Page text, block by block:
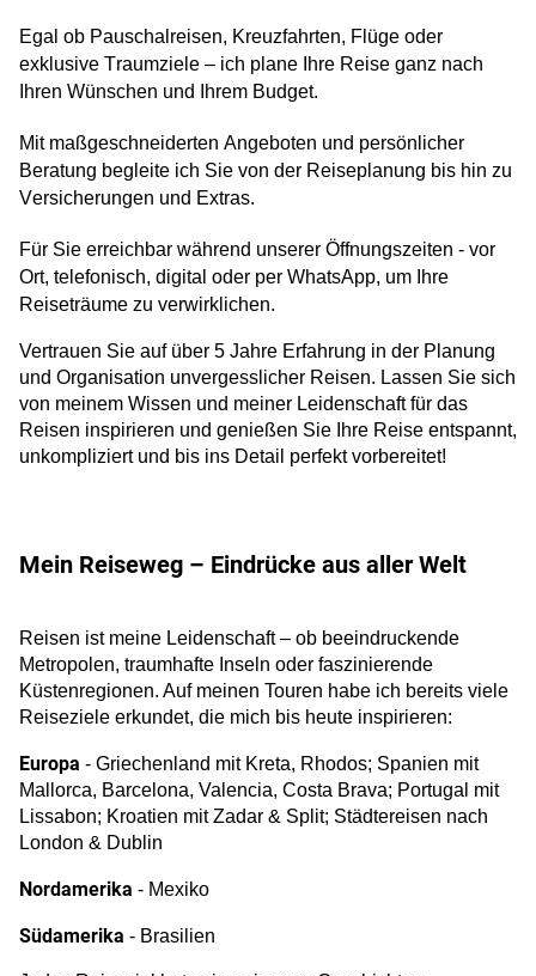
Egal ob Pauschalreisen, Kreuzfahrten, Flüge oder
exklusive Traumziele – ich plane Ihre Reise ganz nach
Ihren Wünschen und Ihrem Budget.
Mit maßgeschneiderten Angeboten und persönlicher
Beratung begleite ich Sie von der Reiseplanung bis hin zu
Versicherungen und Extras.
Für Sie erreichbar während unserer Öffnungszeiten - vor
Ort, telefonisch, digital oder per WhatsApp, um Ihre
Reiseträume zu verwirklichen.
Vertrauen Sie auf über 5 Jahre Erfahrung in der Planung
und Organisation unvergesslicher Reisen. Lassen Sie sich
von meinem Wissen und meiner Leidenschaft für das
Reisen inspirieren und genießen Sie Ihre Reise entspannt,
unkompliziert und bis ins Detail perfekt vorbereitet!
Mein Reiseweg – Eindrücke aus aller Welt
Reisen ist meine Leidenschaft – ob beeindruckende
Metropolen, traumhafte Inseln oder faszinierende
Küstenregionen. Auf meinen Touren habe ich bereits viele
Reiseziele erkundet, die mich bis heute inspirieren:
Europa - Griechenland mit Kreta, Rhodos; Spanien mit
Mallorca, Barcelona, Valencia, Costa Brava; Portugal mit
Lissabon; Kroatien mit Zadar & Split; Städtereisen nach
London & Dublin
Nordamerika - Mexiko
Südamerika - Brasilien